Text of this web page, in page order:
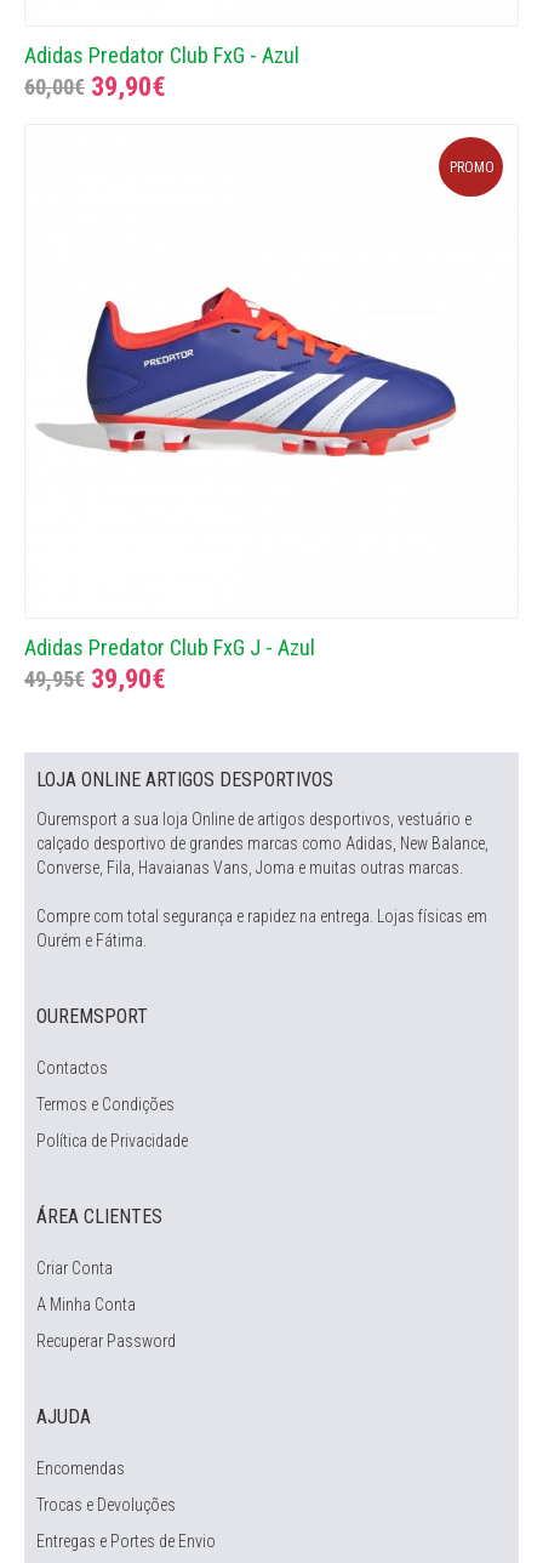
Adidas Predator Club FxG - Azul
60,00€ 39,90€
PROMO
Adidas Predator Club FxG J - Azul
49,95€ 39,90€
LOJA ONLINE ARTIGOS DESPORTIVOS
Ouremsport a sua loja Online de artigos desportivos, vestuário e
calçado desportivo de grandes marcas como Adidas, New Balance,
Converse, Fila, Havaianas Vans, Joma e muitas outras marcas.
Compre com total segurança e rapidez na entrega. Lojas físicas em
Ourém e Fátima.
OUREMSPORT
Contactos
Termos e Condições
Política de Privacidade
ÁREA CLIENTES
Criar Conta
A Minha Conta
Recuperar Password
AJUDA
Encomendas
Trocas e Devoluções
Entregas e Portes de Envio